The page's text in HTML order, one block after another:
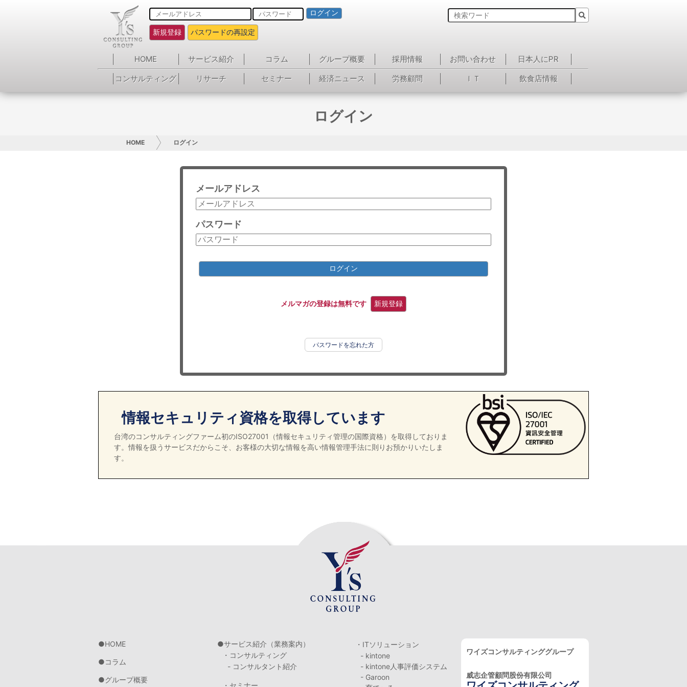
ログイン
新規登録 パスワードの再設定
HOME サービス紹介 コラム グループ概要 採用情報 お問い合わせ
日本人にPR
コンサルティング
リサーチ セミナー 経済ニュース 労務顧問 ＩＴ 飲食店情報
ログイン
HOME ログイン
メールアドレス
パスワード
ログイン
メルマガの登録は無料です 新規登録
パスワードを忘れた方
情報セキュリティ資格を取得しています
台湾のコンサルティングファーム初のISO27001（情報セキュリティ管理の国際資格）を取得しておりま
す。情報を扱うサービスだからこそ、お客様の大切な情報を高い情報管理手法に則りお預かりいたしま
す。
HOME
コラム
グループ概要
サービス紹介（業務案内）
・コンサルティング
- コンサルタント紹介
・セミナー
・ITソリューション
- kintone
- kintone人事評価システム
- Garoon
ワイズコンサルティンググループ
威志企管顧問股份有限公司